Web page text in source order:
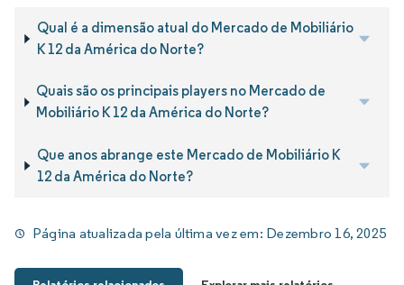
Qual é a dimensão atual do Mercado de Mobiliário
K 12 da América do Norte?
Quais são os principais players no Mercado de
Mobiliário K 12 da América do Norte?
Que anos abrange este Mercado de Mobiliário K
12 da América do Norte?
Página atualizada pela última vez em: Dezembro 16, 2025